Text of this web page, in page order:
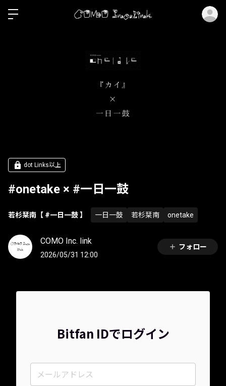
dot Links以上
#onetake × #一日一鼓
若杉栞南【 #一日一鼓 】 一日一鼓 若杉栞南 onetake
COMO Inc. link
2026/05/31 12:00
フォロー
Bitfan IDでログイン